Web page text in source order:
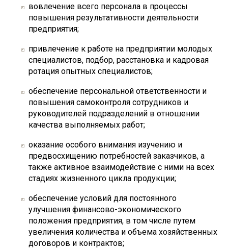
вовлечение всего персонала в процессы
повышения результативности деятельности
предприятия;
привлечение к работе на предприятии молодых
специалистов, подбор, расстановка и кадровая
ротация опытных специалистов;
обеспечение персональной ответственности и
повышения самоконтроля сотрудников и
руководителей подразделений в отношении
качества выполняемых работ;
оказание особого внимания изучению и
предвосхищению потребностей заказчиков, а
также активное взаимодействие с ними на всех
стадиях жизненного цикла продукции;
обеспечение условий для постоянного
улучшения финансово-экономического
положения предприятия, в том числе путем
увеличения количества и объема хозяйственных
договоров и контрактов;